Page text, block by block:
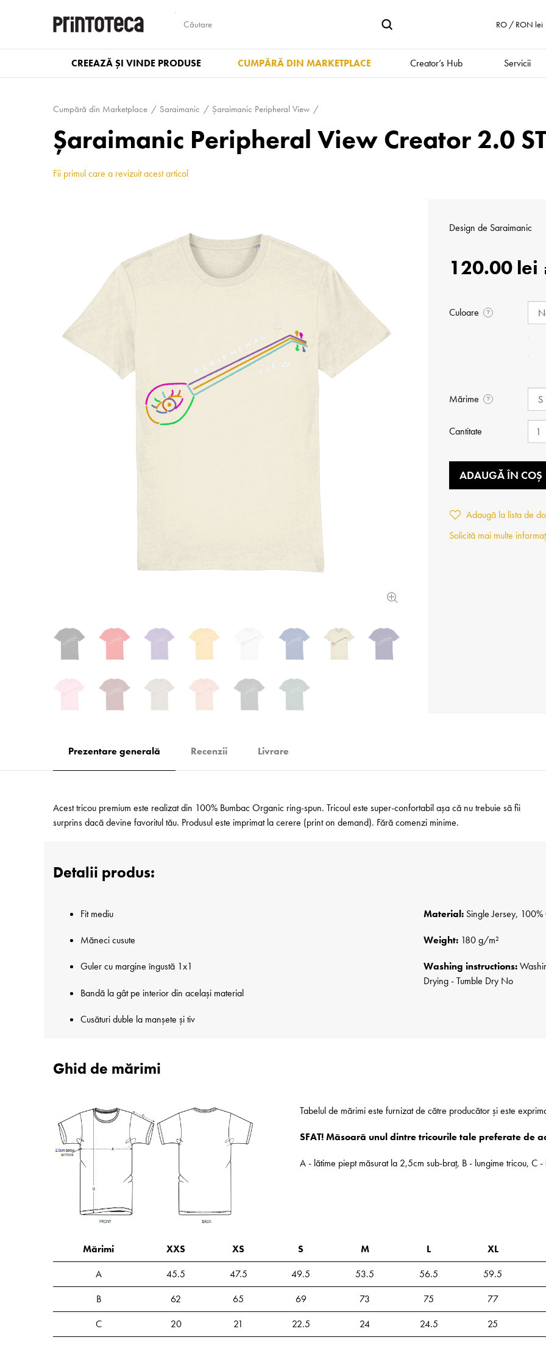
RO / RON lei
CREEAZĂ ȘI VINDE PRODUSE CUMPĂRĂ DIN MARKETPLACE Creator’s Hub Servicii
Cumpără din Marketplace Saraimanic Șaraimanic Peripheral View
Șaraimanic Peripheral View Creator 2.0
Fii primul care a revizuit acest articol
Design de Saraimanic
120.00 lei
Culoare ?
Mărime ?
Cantitate
ADAUGĂ ÎN COȘ
Adaugă la lista de
Solicită mai multe
Prezentare generală Recenzii Livrare
Acest tricou premium este realizat din 100% Bumbac Organic ring-spun. Tricoul este super-confortabil așa că nu trebuie să fii
surprins dacă devine favoritul tău. Produsul este imprimat la cerere (print on demand). Fără comenzi minime.
Detalii produs:
Fit mediu
Măneci cusute
Guler cu margine îngustă 1x1
Bandă la gât pe interior din același material
Cusături duble la manșete și tiv
Material:Single Jersey, 100%
Weight:180 g/m²
Washing instructions:
Drying - Tumble Dry No
Ghid de mărimi
Tabelul de mărimi este furnizat de către producător și este
SFAT! Măsoară unul dintre tricourile tale preferate de
A - lătime piept măsurat la 2,5cm sub-braț, B - lungime tricou, C
Mărimi XXS XS S M L XL
A
45.5 47.5 49.5 53.5 56.5 59.5
B
62 65 69 73 75 77
C
20 21 22.5 24 24.5 25